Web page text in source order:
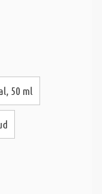
50 ml